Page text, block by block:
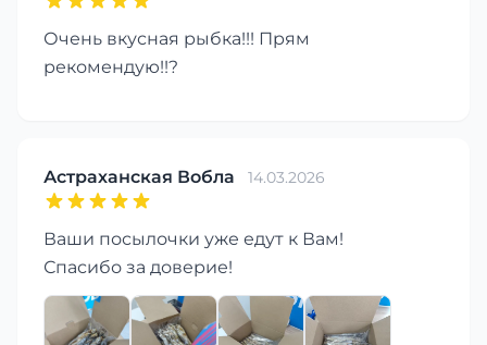
Очень вкусная рыбка!!! Прям
рекомендую!!?
Астраханская Вобла 14.03.2026
Ваши посылочки уже едут к Вам!
Спасибо за доверие!